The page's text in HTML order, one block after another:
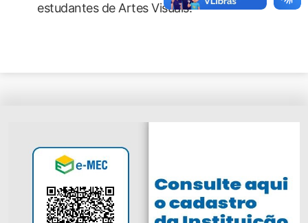
estudantes de Artes Visuais.